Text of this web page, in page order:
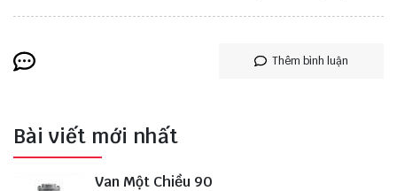
Thêm bình luận
Bài viết mới nhất
Van Một Chiều 90